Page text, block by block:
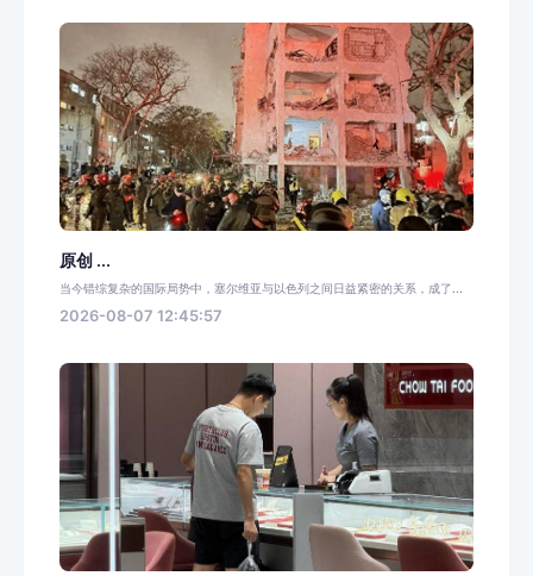
原创 ...
当今错综复杂的国际局势中，塞尔维亚与以色列之间日益紧密的关系，成了...
2026-08-07 12:45:57